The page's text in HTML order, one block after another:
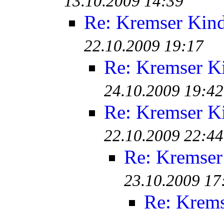
Re: Kremser
22.10.2009 19:17
Re: Kremser
24.10.2009 19:42
Re: Kremser
22.10.2009 22:44
Re:
23.10.2009
Re: